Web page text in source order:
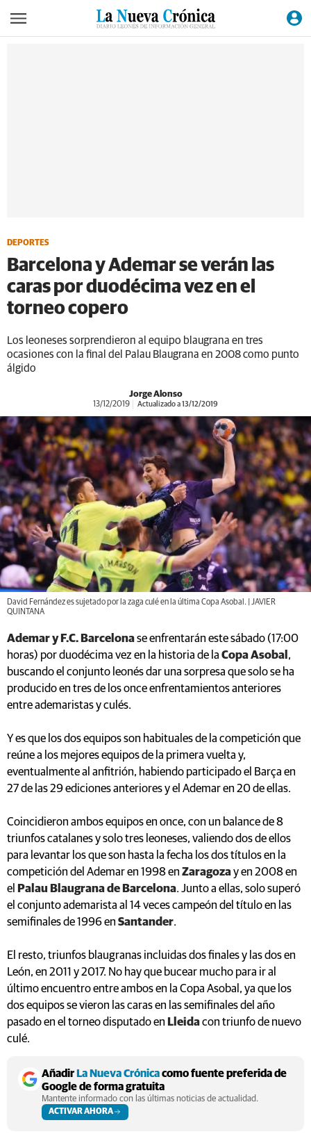
DEPORTES
Barcelona y Ademar se verán las
caras por duodécima vez en el
torneo copero
Los leoneses sorprendieron al equipo blaugrana en tres
ocasiones con la final del Palau Blaugrana en 2008 como punto
álgido
Jorge Alonso
13/12/2019 Actualizado a 13/12/2019
David Fernández es sujetado por la zaga culé en la última Copa Asobal. | JAVIER
QUINTANA
Ademar y F.C. Barcelonase enfrentarán este sábado (17:00
horas) por duodécima vez en la historia de la Copa Asobal ,
buscando el conjunto leonés dar una sorpresa que solo se ha
producido en tres de los once enfrentamientos anteriores
entre ademaristas y culés.
Y es que los dos equipos son habituales de la competición que
reúne a los mejores equipos de la primera vuelta y,
eventualmente al anfitrión, habiendo participado el Barça en
27 de las 29 ediciones anteriores y el Ademar en 20 de ellas.
Coincidieron ambos equipos en once, con un balance de 8
triunfos catalanes y solo tres leoneses, valiendo dos de ellos
para levantar los que son hasta la fecha los dos títulos en la
competición del Ademar en 1998 en Zaragozay en 2008 en
el
Palau Blaugrana de Barcelona. Junto a ellas, solo superó
el conjunto ademarista al 14 veces campeón del título en las
semifinales de 1996 en Santander.
El resto, triunfos blaugranas incluidas dos finales y las dos en
León, en 2011 y 2017. No hay que bucear mucho para ir al
último encuentro entre ambos en la Copa Asobal, ya que los
dos equipos se vieron las caras en las semifinales del año
pasado en el torneo disputado en Lleidacon triunfo de nuevo
culé.
AñadirLa Nueva Crónicacomo fuente preferida de
Google de forma gratuita
Mantente informado con las últimas noticias de actualidad.
ACTIVAR AHORA